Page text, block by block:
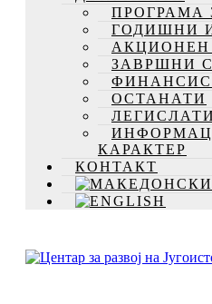
ПРОГРАМА
ГОДИШНИ
ЗАВРШНИ
ОСТАНАТИ
КАРАКТЕР
КОНТАКТ